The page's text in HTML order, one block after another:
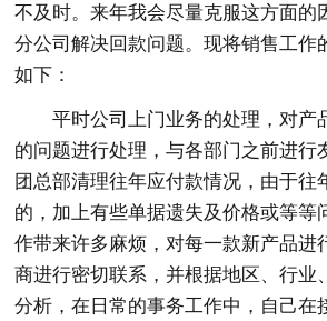
不及时。来年我会尽量克服这方面的
分公司解决回款问题。现将销售工作
如下：
平时公司上门业务的处理，对产
的问题进行处理，与各部门之前进行
团总部清理往年应付款情况，由于往
的，加上有些单据遗失及价格或等等
作带来许多麻烦，对每一款新产品进
商进行密切联系，并根据地区、行业
分析，在日常的事务工作中，自己在